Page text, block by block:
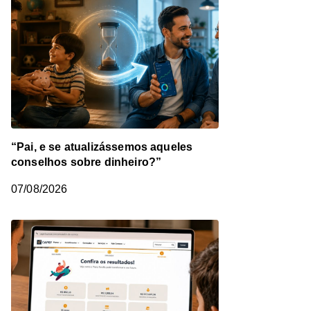
“Pai, e se atualizássemos aqueles
conselhos sobre dinheiro?”
07/08/2026